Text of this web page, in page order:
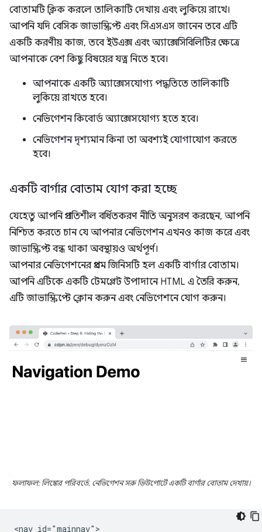
বোতামটি ক্লিক করলে তালিকাটি দেখায় এবং লুকিয়ে রাখে।
আপনি যদি বেসিক জাভাস্ক্রিপ্ট এবং সিএসএস জানেন তবে এটি
একটি করণীয় কাজ, তবে ইউএক্স এবং অ্যাক্সেসিবিলিটির ক্ষেত্রে
আপনাকে বেশ কিছু বিষয়ের যত্ন নিতে হবে।
আপনাকে একটি অ্যাক্সেসযোগ্য পদ্ধতিতে তালিকাটি
লুকিয়ে রাখতে হবে।
নেভিগেশন কিবোর্ড অ্যাক্সেসযোগ্য হতে হবে।
নেভিগেশন দৃশ্যমান কিনা তা অবশ্যই যোগাযোগ করতে
হবে।
একটি বার্গার বোতাম যোগ করা হচ্ছে
যেহেতু আপনি প্রগতিশীল বর্ধিতকরণ নীতি অনুসরণ করছেন, আপনি
নিশ্চিত করতে চান যে আপনার নেভিগেশন এখনও কাজ করে এবং
জাভাস্ক্রিপ্ট বন্ধ থাকা অবস্থায়ও অর্থপূর্ণ।
আপনার নেভিগেশনের প্রথম জিনিসটি হল একটি বার্গার বোতাম।
আপনি এটিকে একটি টেমপ্লেট উপাদানে HTML এ তৈরি করুন,
এটি জাভাস্ক্রিপ্টে ক্লোন করুন এবং নেভিগেশনে যোগ করুন।
ফলাফল: লিঙ্কের পরিবর্তে, নেভিগেশন সরু ভিউপোর্টে একটি বার্গার বোতাম দেখায়।
<nav id="mainnav">